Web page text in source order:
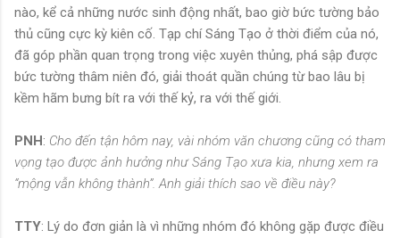
nào, kể cả những nước sinh động nhất, bao giờ bức tường bảo
thủ cũng cực kỳ kiên cố. Tạp chí Sáng Tạo ở thời điểm của nó,
đã góp phần quan trọng trong việc xuyên thủng, phá sập được
bức tường thâm niên đó, giải thoát quần chúng từ bao lâu bị
kềm hãm bưng bít ra với thế kỷ, ra với thế giới.
PNH: Cho đến tận hôm nay, vài nhóm văn chương cũng có tham
vọng tạo được ảnh hưởng như Sáng Tạo xưa kia, nhưng xem ra
“mộng vẫn không thành”. Anh giải thích sao về điều này?
TTY: Lý do đơn giản là vì những nhóm đó không gặp được điều